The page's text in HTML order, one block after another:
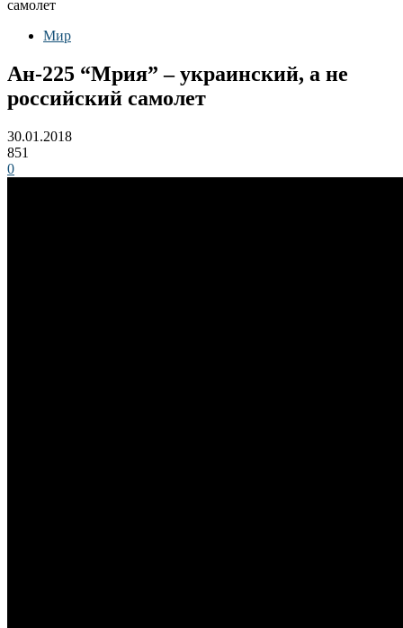
самолет
Мир
Ан-225 “Мрия” – украинский, а не
российский самолет
30.01.2018
851
0